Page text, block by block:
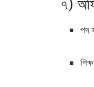
পদ